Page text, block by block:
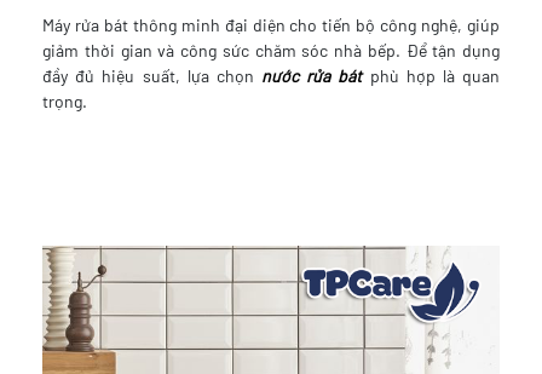
Máy rửa bát thông minh đại diện cho tiến bộ công nghệ, giúp
giảm thời gian và công sức chăm sóc nhà bếp. Để tận dụng
đầy đủ hiệu suất, lựa chọn nước rửa bátphù hợp là quan
trọng.